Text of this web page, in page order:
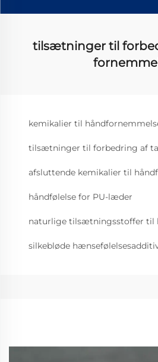
tilsætninger til
kemikalier til
tilsætninger til forbedring af
afsluttende kemikalier til
håndfølelse for PU-læder
naturlige tilsætningsstoffer til
silkebløde